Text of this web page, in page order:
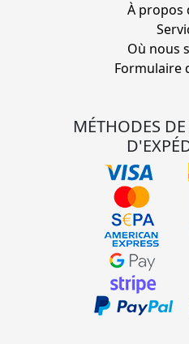
À propos
Où nous
Formulaire
MÉTHODES